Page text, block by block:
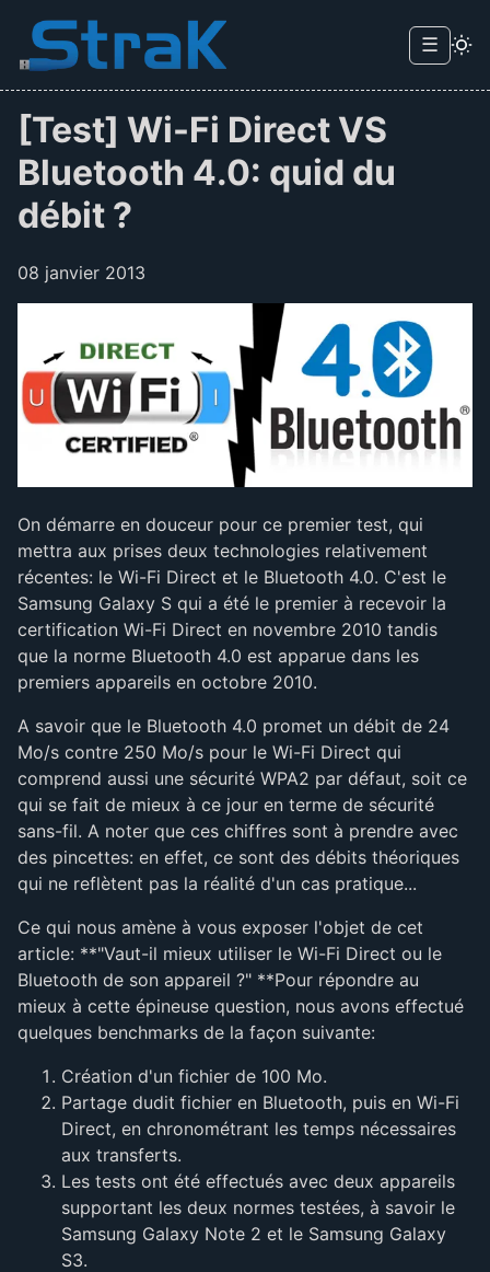
Skip to main content
☰
[Test] Wi-Fi Direct VS
Bluetooth 4.0: quid du
débit ?
08 janvier 2013
On démarre en douceur pour ce premier test, qui
mettra aux prises deux technologies relativement
récentes: le Wi-Fi Direct et le Bluetooth 4.0. C'est le
Samsung Galaxy S qui a été le premier à recevoir la
certification Wi-Fi Direct en novembre 2010 tandis
que la norme Bluetooth 4.0 est apparue dans les
premiers appareils en octobre 2010.
A savoir que le Bluetooth 4.0 promet un débit de 24
Mo/s contre 250 Mo/s pour le Wi-Fi Direct qui
comprend aussi une sécurité WPA2 par défaut, soit ce
qui se fait de mieux à ce jour en terme de sécurité
sans-fil. A noter que ces chiffres sont à prendre avec
des pincettes: en effet, ce sont des débits théoriques
qui ne reflètent pas la réalité d'un cas pratique...
Ce qui nous amène à vous exposer l'objet de cet
article: **"Vaut-il mieux utiliser le Wi-Fi Direct ou le
Bluetooth de son appareil ?" **Pour répondre au
mieux à cette épineuse question, nous avons effectué
quelques benchmarks de la façon suivante:
Création d'un fichier de 100 Mo.
Partage dudit fichier en Bluetooth, puis en Wi-Fi
Direct, en chronométrant les temps nécessaires
aux transferts.
Les tests ont été effectués avec deux appareils
supportant les deux normes testées, à savoir le
Samsung Galaxy Note 2 et le Samsung Galaxy
S3.